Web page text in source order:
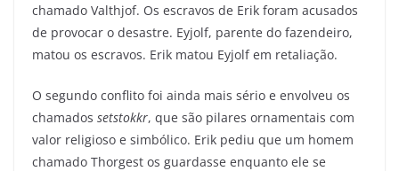
chamado Valthjof. Os escravos de Erik foram acusados
de provocar o desastre. Eyjolf, parente do fazendeiro,
matou os escravos. Erik matou Eyjolf em retaliação.
O segundo conflito foi ainda mais sério e envolveu os
chamados setstokkr, que são pilares ornamentais com
valor religioso e simbólico. Erik pediu que um homem
chamado Thorgest os guardasse enquanto ele se